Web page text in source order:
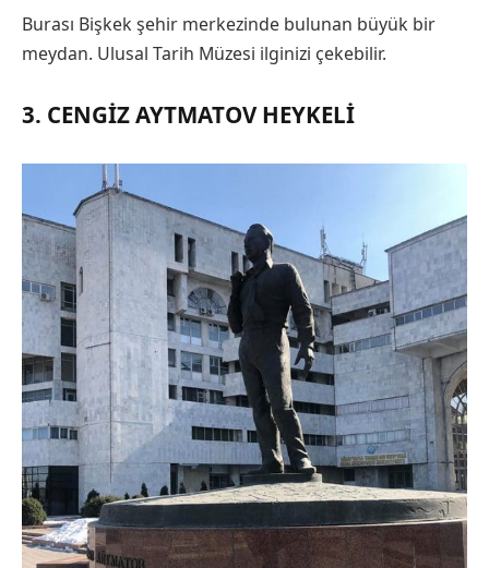
Burası Bişkek şehir merkezinde bulunan büyük bir
meydan. Ulusal Tarih Müzesi ilginizi çekebilir.
3. CENGIZ AYTMATOV HEYKELI